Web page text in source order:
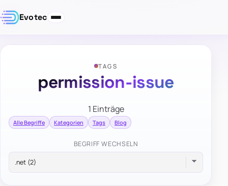
Evotec
TAGS
permission-issue
1 Einträge
Alle Begriffe Kategorien Tags Blog
BEGRIFF WECHSELN